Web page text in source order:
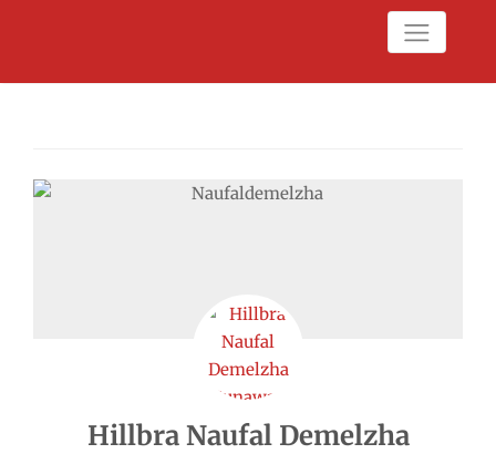
Hillbra Naufal Demelzha